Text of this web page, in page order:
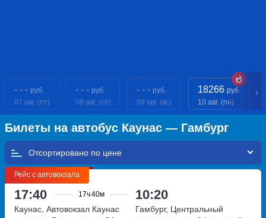
- - - руб.
07 авг. (пт)
- - - руб.
08 авг. (сб)
- - - руб.
09 авг. (вс)
18266 руб.
10 авг. (пн)
Билеты на автобус Каунас — Гамбург
Отсортировано по
Рейс с автовокзала
17:40 17ч40м 10:20
Каунас, Автовокзал Каунас
Гамбург, Центральный